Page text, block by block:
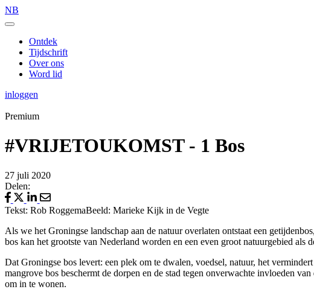
NB
Ontdek
Tijdschrift
Over ons
Word lid
inloggen
Premium
#VRIJETOUKOMST - 1 Bos
27 juli 2020
Delen:
Tekst: Rob RoggemaBeeld: Marieke Kijk in de Vegte
Als we het Groningse landschap aan de natuur overlaten ontstaat een
bos kan het grootste van Nederland worden en een even groot natuurgebied als
Dat Groningse bos levert: een plek om te dwalen, voedsel, natuur, het
mangrove bos beschermt de dorpen en de stad tegen onverwachte invloeden
om in te wonen.